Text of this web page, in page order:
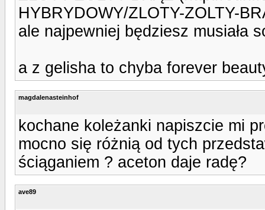
HYBRYDOWY/ZLOTY-ZOLTY-
ale najpewniej będziesz musiała
a z gelisha to chyba forever
magdalenasteinhof
kochane koleżanki napiszcie mi
mocno się różnią od tych
ściąganiem ? aceton daje radę?
ave89